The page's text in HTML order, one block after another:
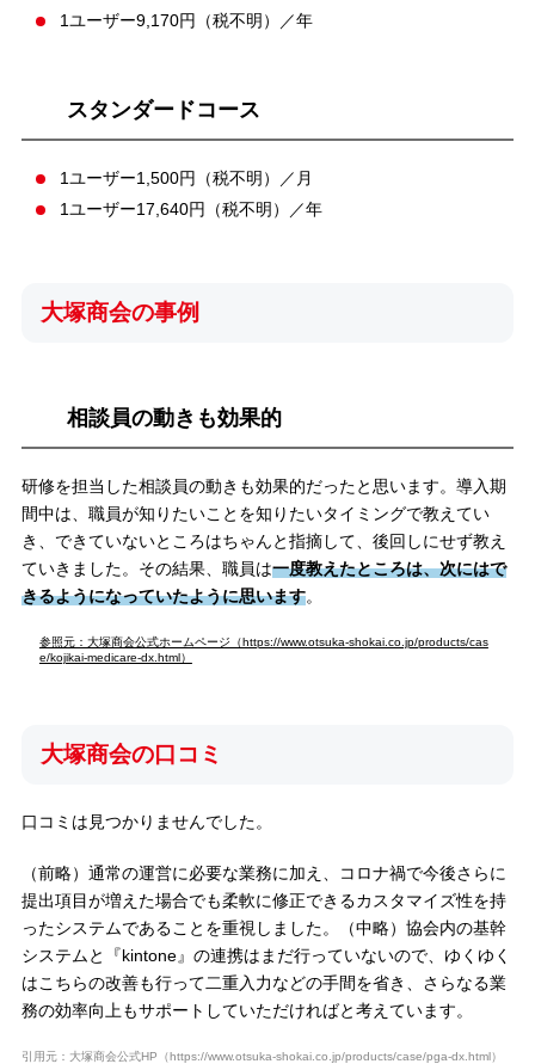
1ユーザー9,170円（税不明）／年
スタンダードコース
1ユーザー1,500円（税不明）／月
1ユーザー17,640円（税不明）／年
大塚商会の事例
相談員の動きも効果的
研修を担当した相談員の動きも効果的だったと思います。導入期
間中は、職員が知りたいことを知りたいタイミングで教えてい
き、できていないところはちゃんと指摘して、後回しにせず教え
ていきました。その結果、職員は一度教えたところは、次にはで
きるようになっていたように思います。
参照元：大塚商会公式ホームページ（https://www.otsuka-shokai.co.jp/products/cas
e/kojikai-medicare-dx.html）
大塚商会の口コミ
口コミは見つかりませんでした。
（前略）通常の運営に必要な業務に加え、コロナ禍で今後さらに
提出項目が増えた場合でも柔軟に修正できるカスタマイズ性を持
ったシステムであることを重視しました。（中略）協会内の基幹
システムと『kintone』の連携はまだ行っていないので、ゆくゆく
はこちらの改善も行って二重入力などの手間を省き、さらなる業
務の効率向上もサポートしていただければと考えています。
引用元：大塚商会公式HP（https://www.otsuka-shokai.co.jp/products/case/pga-dx.html）